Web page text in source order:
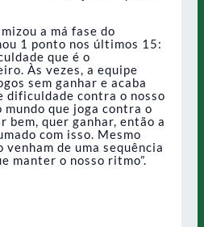
a má fase do
1 ponto nos últimos 15:
que é o
Às vezes, a equipe
sem ganhar e acaba
dificuldade contra o nosso
que joga contra o
bem, quer ganhar, então a
com isso. Mesmo
venham de uma sequência
manter o nosso ritmo”.